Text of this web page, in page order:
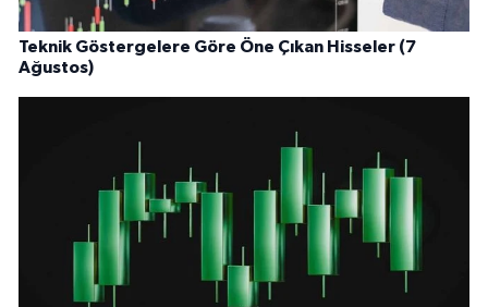
Teknik Göstergelere Göre Öne Çıkan Hisseler (7
Ağustos)